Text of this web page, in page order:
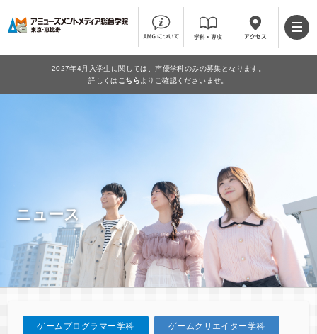
2027年4月入学生に関しては、声優学科のみの募集となります。
詳しくは こちら よりご確認くださいませ。
ニュース
ゲームプログラマー学科 ゲームクリエイター学科